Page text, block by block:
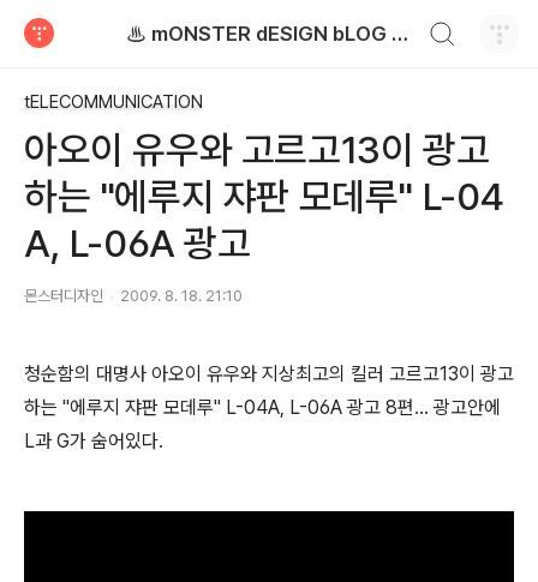
♨ mONSTER dESIGN bLOG - 몬스터디자인 블로그
tELECOMMUNICATION
아오이 유우와 고르고13이 광고
하는 "에루지 쟈판 모데루" L-04
A, L-06A 광고
몬스터디자인 2009. 8. 18. 21:10
청순함의 대명사 아오이 유우와 지상최고의 킬러 고르고13이 광고
하는 "에루지 쟈판 모데루" L-04A, L-06A 광고 8편... 광고안에
L과 G가 숨어있다.